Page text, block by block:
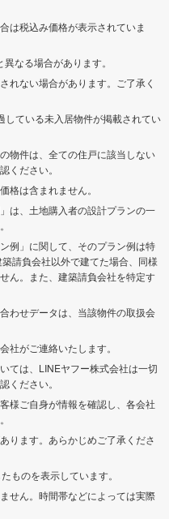
郡大磯町
柄上郡中井町
柄上郡松田町
柄上郡開成町
柄下郡湯河原町
甲郡清川村
は税込み価格が表示されていま
なる場合があります。
れない場合があります。ご了承く
している未入居物件が掲載されてい
物件は、全ての住戸に該当しない
ください。
格は含まれません。
は、土地購入者の設計プランの一
例」に関して、そのプラン例は特
請負会社以外で建てた場合、同様
ん。また、建築請負会社を特定す
わせデータは、当該物件の取扱会
社がご連絡いたします。
ては、LINEヤフー株式会社は一切
ください。
様ご自身が情報を確認し、各会社
ります。あらかじめご了承くださ
ものを表示しています。
せん。時間帯などによっては実際